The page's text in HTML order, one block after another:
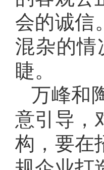
会的诚信
混杂的情
睫。
万峰和
意引导，
构，要在